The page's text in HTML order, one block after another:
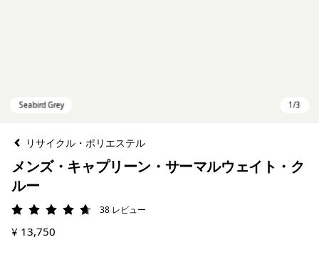
リサイクル・ポリエステル
メンズ・キャプリーン・サーマルウェイト・ク
ルー
評価: 4.7 / 5
38 レビュー
¥ 13,750